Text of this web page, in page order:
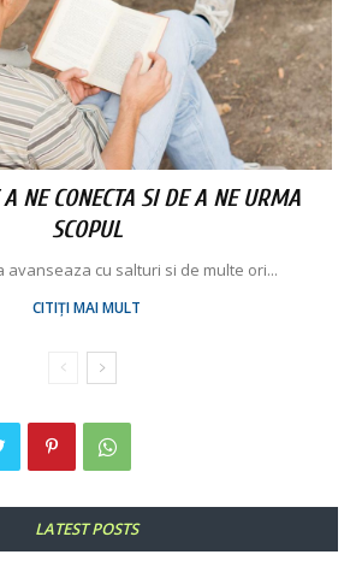
NE CONECTA SI DE A NE URMA
SCOPUL
avanseaza cu salturi si de multe ori...
CITIȚI MAI MULT
LATEST POSTS